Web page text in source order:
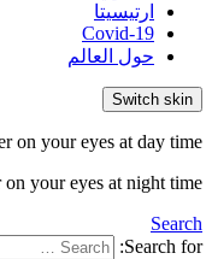
ارتيسيتا
Covid-19
حول العالم
Switch skin
on your eyes at day time.
your eyes at night time.
Search
Search for: